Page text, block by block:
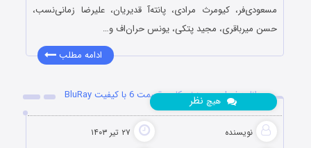
مسعودی‌فر، کیومرث مرادی، پانته‌آ قدیریان، علیرضا زمانی‌نسب،
حسن میرباقری، مجید پتکی، یونس حران‌اف و…
ادامه مطلب
دانلود فصل سوم زخم کاری قسمت 6 با کیفیت BluRay
نویسنده ۲۷ تیر ۱۴۰۳
هیچ نظر